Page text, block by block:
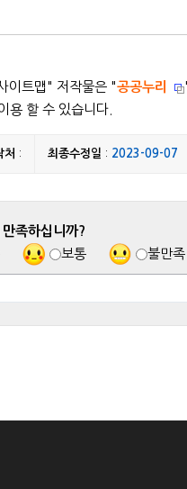
이트맵 " 저작물은 "공공누리
용 할 수 있습니다.
처 : 최종수정일 : 2023-09-07
족하십니까?
보통 불만족